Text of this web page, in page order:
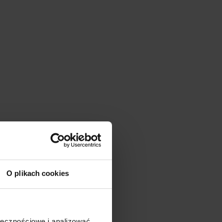
O plikach cookies